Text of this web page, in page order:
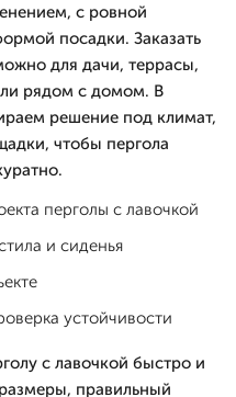
с ровной
посадки. Заказать
для дачи, террасы,
рядом с домом. В
решение под климат,
чтобы пергола
перголы с лавочкой
и сиденья
устойчивости
с лавочкой быстро и
правильный